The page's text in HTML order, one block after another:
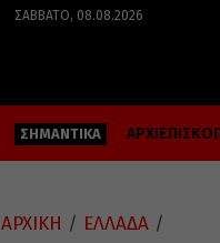
ΣΆΒΒΑΤΟ, 08.08.2026
ΣΗΜΑΝΤΙΚΑ
ΑΡΧΙΚΗ / ΕΛΛΑΔΑ /